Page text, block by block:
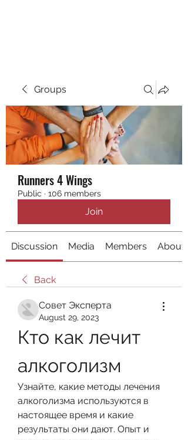
Groups
Runners 4 Wings
Public · 106 members
Join
Discussion Media Members About
Back
Совет Эксперта
August 29, 2023
Кто как лечит
алкоголизм
Узнайте, какие методы лечения
алкоголизма используются в
настоящее время и какие
результаты они дают. Опыт и